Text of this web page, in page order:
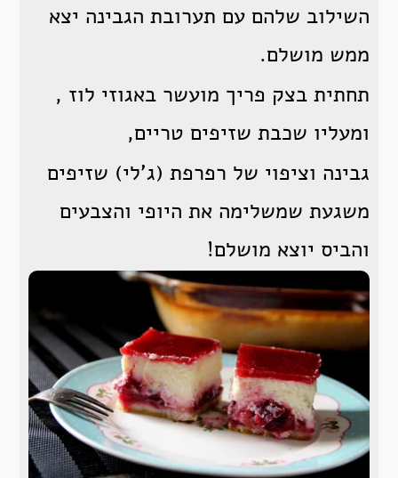
השילוב שלהם עם תערובת הגבינה יצא
ממש מושלם.
תחתית בצק פריך מועשר באגוזי לוז ,
ומעליו שכבת שזיפים טריים,
גבינה וציפוי של רפרפת (ג'לי) שזיפים
משגעת שמשלימה את היופי והצבעים
והביס יוצא מושלם!